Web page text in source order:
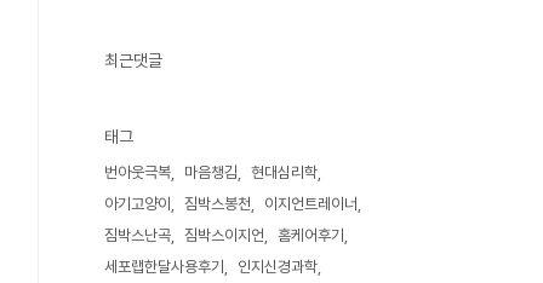
최근댓글
태그
번아웃극복 마음챙김
현대심리학
아기고양이
짐박스봉천
이지언트레이너
짐박스난곡
짐박스이지언
홈케어후기
세포랩한달사용후기
인지신경과학